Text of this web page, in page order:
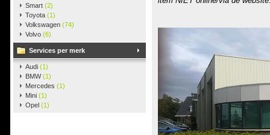
Smart (2)
Toyota (1)
Volkswagen (74)
Volvo (6)
Services per merk
Audi (1)
BMW(1)
Mercedes (1)
Mini (1)
Opel (1)